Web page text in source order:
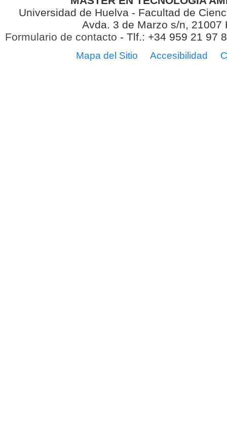
Universidad de Huelva - Facultad de
Avda. 3 de Marzo s/n, 21007
Formulario de contacto - Tlf.: +34 959 21 97
Mapa del Sitio Accesibilidad